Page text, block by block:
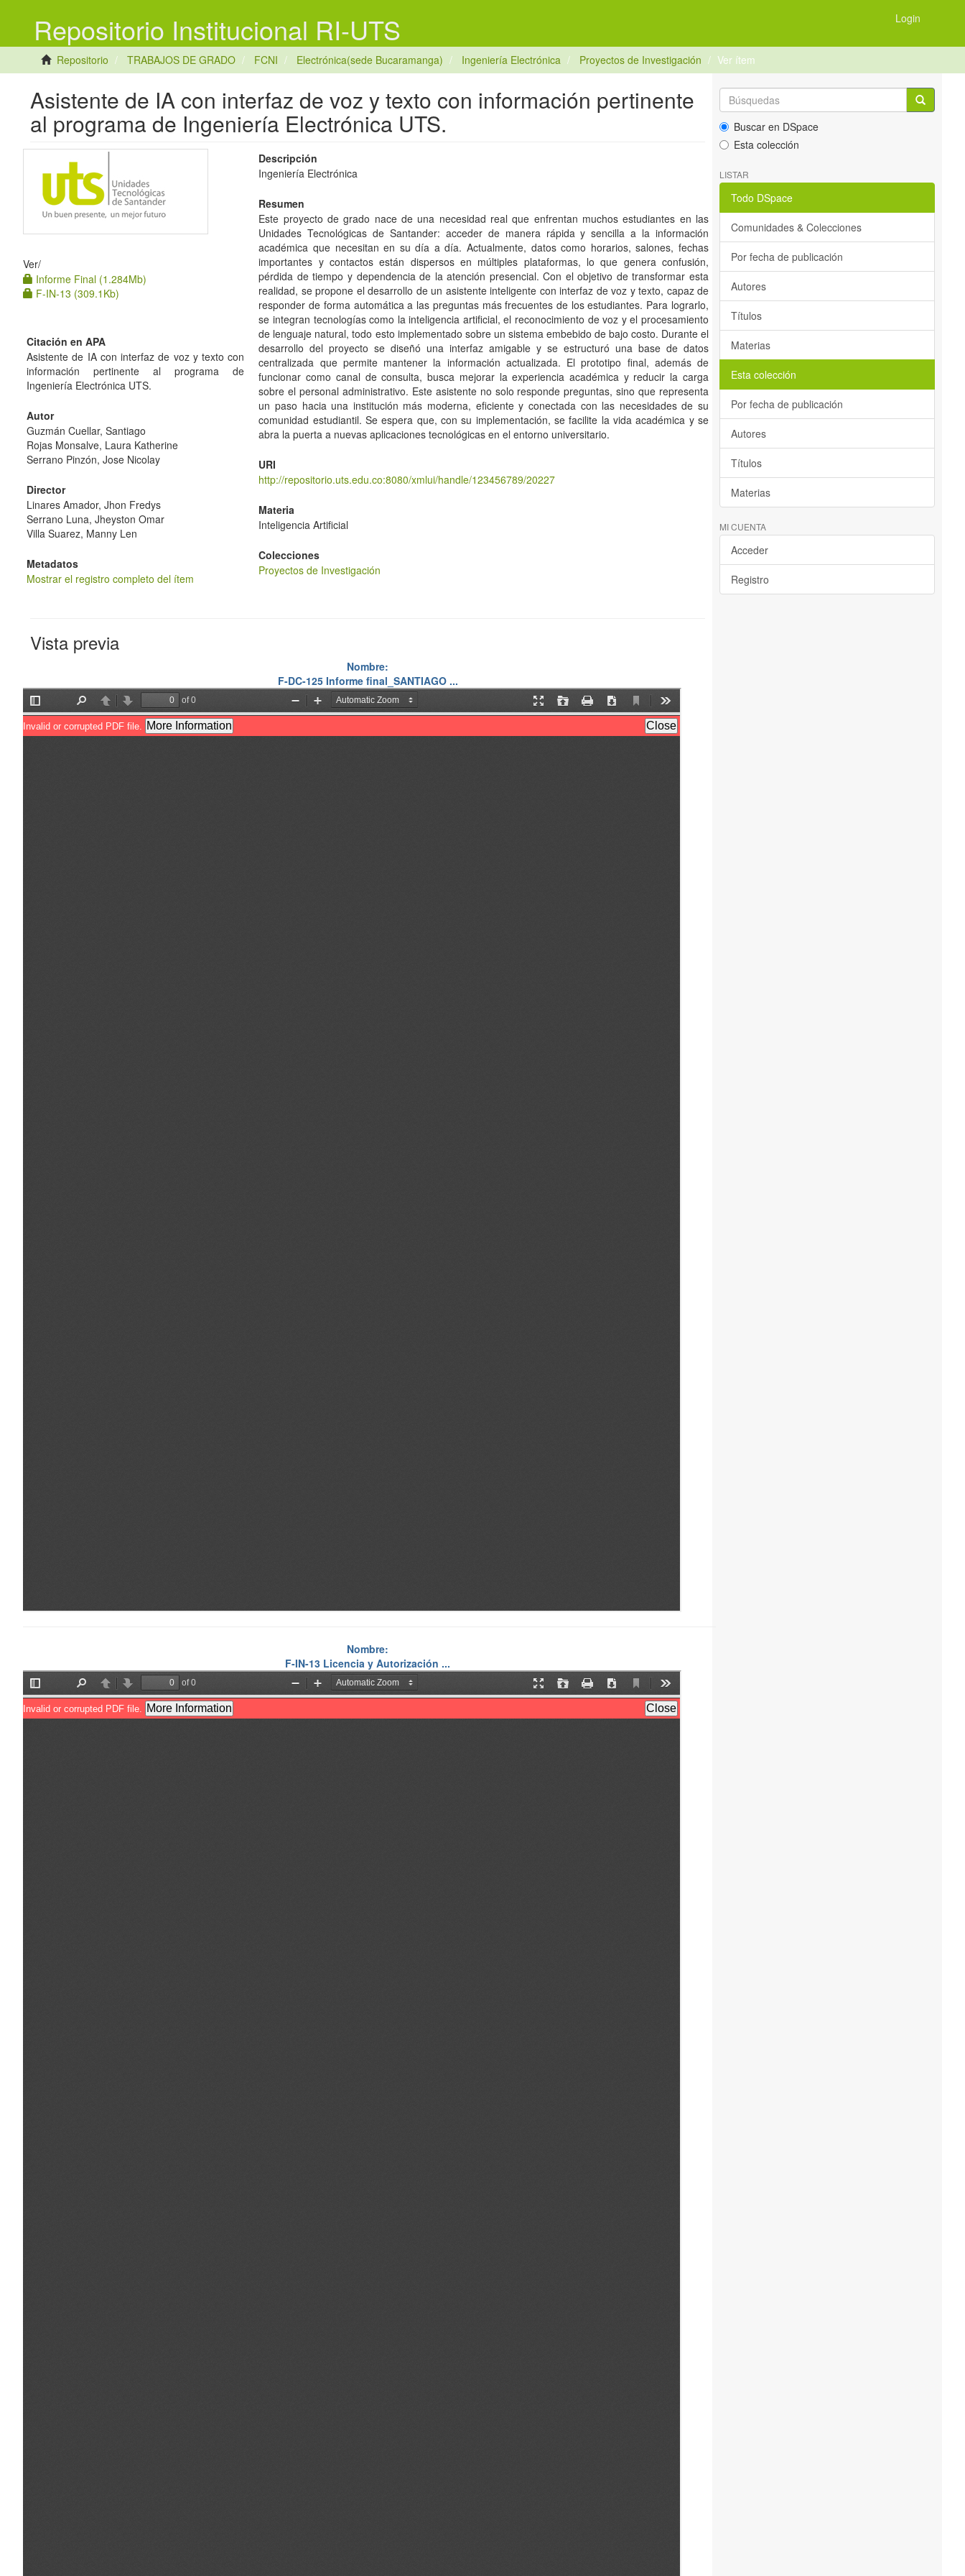
Repositorio Institucional RI-UTS Login
Repositorio TRABAJOS DE GRADO FCNI Electrónica(sede Bucaramanga) Ingeniería Electrónica Proyectos de Investigación Ver ítem
Asistente de IA con interfaz de voz y texto con información pertinente
al programa de Ingeniería Electrónica UTS.
Ver/
Informe Final (1.284Mb)
F-IN-13 (309.1Kb)
Citación en APA
Asistente de IA con interfaz de voz y texto con
información pertinente al programa de
Ingeniería Electrónica UTS.
Autor
Guzmán Cuellar, Santiago
Rojas Monsalve, Laura Katherine
Serrano Pinzón, Jose Nicolay
Director
Linares Amador, Jhon Fredys
Serrano Luna, Jheyston Omar
Villa Suarez, Manny Len
Metadatos
Mostrar el registro completo del ítem
Descripción
Ingeniería Electrónica
Resumen
Este proyecto de grado nace de una necesidad real que enfrentan muchos estudiantes en las
Unidades Tecnológicas de Santander: acceder de manera rápida y sencilla a la información
académica que necesitan en su día a día. Actualmente, datos como horarios, salones, fechas
importantes y contactos están dispersos en múltiples plataformas, lo que genera confusión,
pérdida de tiempo y dependencia de la atención presencial. Con el objetivo de transformar esta
realidad, se propone el desarrollo de un asistente inteligente con interfaz de voz y texto, capaz de
responder de forma automática a las preguntas más frecuentes de los estudiantes. Para lograrlo,
se integran tecnologías como la inteligencia artificial, el reconocimiento de voz y el procesamiento
de lenguaje natural, todo esto implementado sobre un sistema embebido de bajo costo. Durante el
desarrollo del proyecto se diseñó una interfaz amigable y se estructuró una base de datos
centralizada que permite mantener la información actualizada. El prototipo final, además de
funcionar como canal de consulta, busca mejorar la experiencia académica y reducir la carga
sobre el personal administrativo. Este asistente no solo responde preguntas, sino que representa
un paso hacia una institución más moderna, eficiente y conectada con las necesidades de su
comunidad estudiantil. Se espera que, con su implementación, se facilite la vida académica y se
abra la puerta a nuevas aplicaciones tecnológicas en el entorno universitario.
URI
http://repositorio.uts.edu.co:8080/xmlui/handle/123456789/20227
Materia
Inteligencia Artificial
Colecciones
Proyectos de Investigación
Vista previa
Nombre:
F-DC-125 Informe final_SANTIAGO ...
Nombre:
F-IN-13 Licencia y Autorización ...
Buscar en DSpace
Esta colección
LISTAR
Todo DSpace
Comunidades & Colecciones
Por fecha de publicación
Autores
Títulos
Materias
Esta colección
Por fecha de publicación
Autores
Títulos
Materias
MI CUENTA
Acceder
Registro